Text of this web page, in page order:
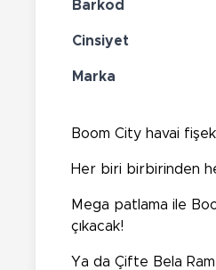
Barkod
Cinsiyet
Marka
Boom City havai
Her biri birbirinden
Mega patlama ile
çıkacak!
Ya da Çifte Bela